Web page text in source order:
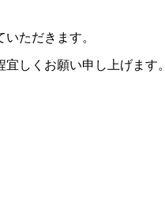
ただきます。
しくお願い申し上げます。